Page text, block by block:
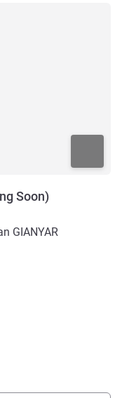
Soon)
GIANYAR
почты